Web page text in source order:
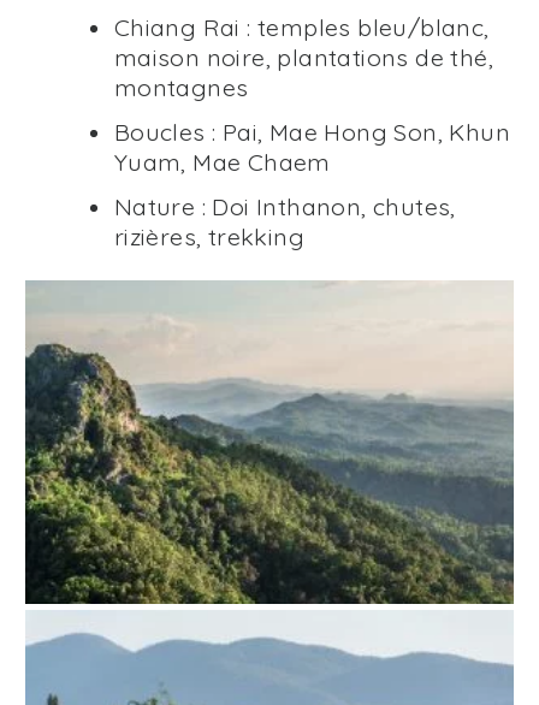
Chiang Rai : temples bleu/blanc,
maison noire, plantations de thé,
montagnes
Boucles : Pai, Mae Hong Son, Khun
Yuam, Mae Chaem
Nature : Doi Inthanon, chutes,
rizières, trekking